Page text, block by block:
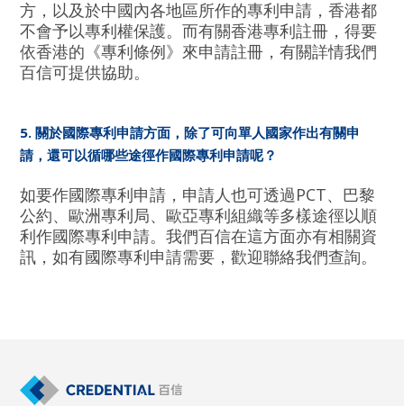
方，以及於中國內各地區所作的專利申請，香港都
不會予以專利權保護。而有關香港專利註冊，得要
依香港的《專利條例》來申請註冊，有關詳情我們
百信可提供協助。
5. 關於國際專利申請方面，除了可向單人國家作出有關申
請，還可以循哪些途徑作國際專利申請呢？
如要作國際專利申請，申請人也可透過PCT、巴黎
公約、歐洲專利局、歐亞專利組織等多樣途徑以順
利作國際專利申請。我們百信在這方面亦有相關資
訊，如有國際專利申請需要，歡迎聯絡我們查詢。